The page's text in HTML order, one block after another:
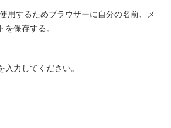
用するためブラウザーに自分の名前、メ
保存する。
入力してください。